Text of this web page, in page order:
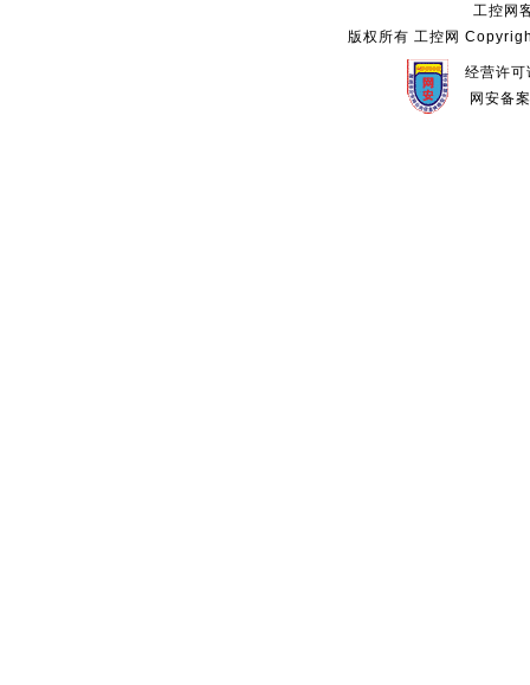
工控网
版权所有 工控网
经营许
网安备